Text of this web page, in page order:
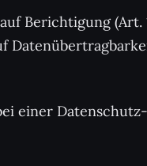
Berichtigung
einer